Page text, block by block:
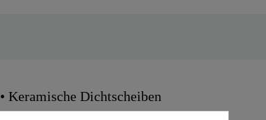
• Keramische Dichtscheiben